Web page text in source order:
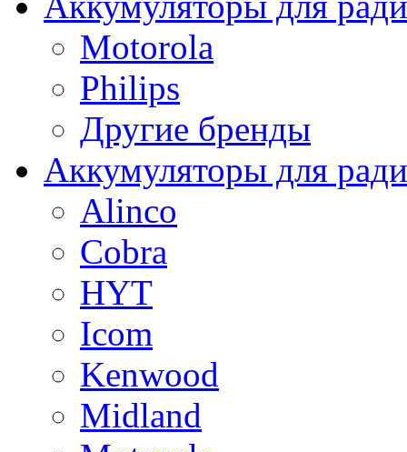
Motorola
Philips
Другие бренды
Аккумуляторы для
Alinco
Cobra
HYT
Icom
Kenwood
Midland